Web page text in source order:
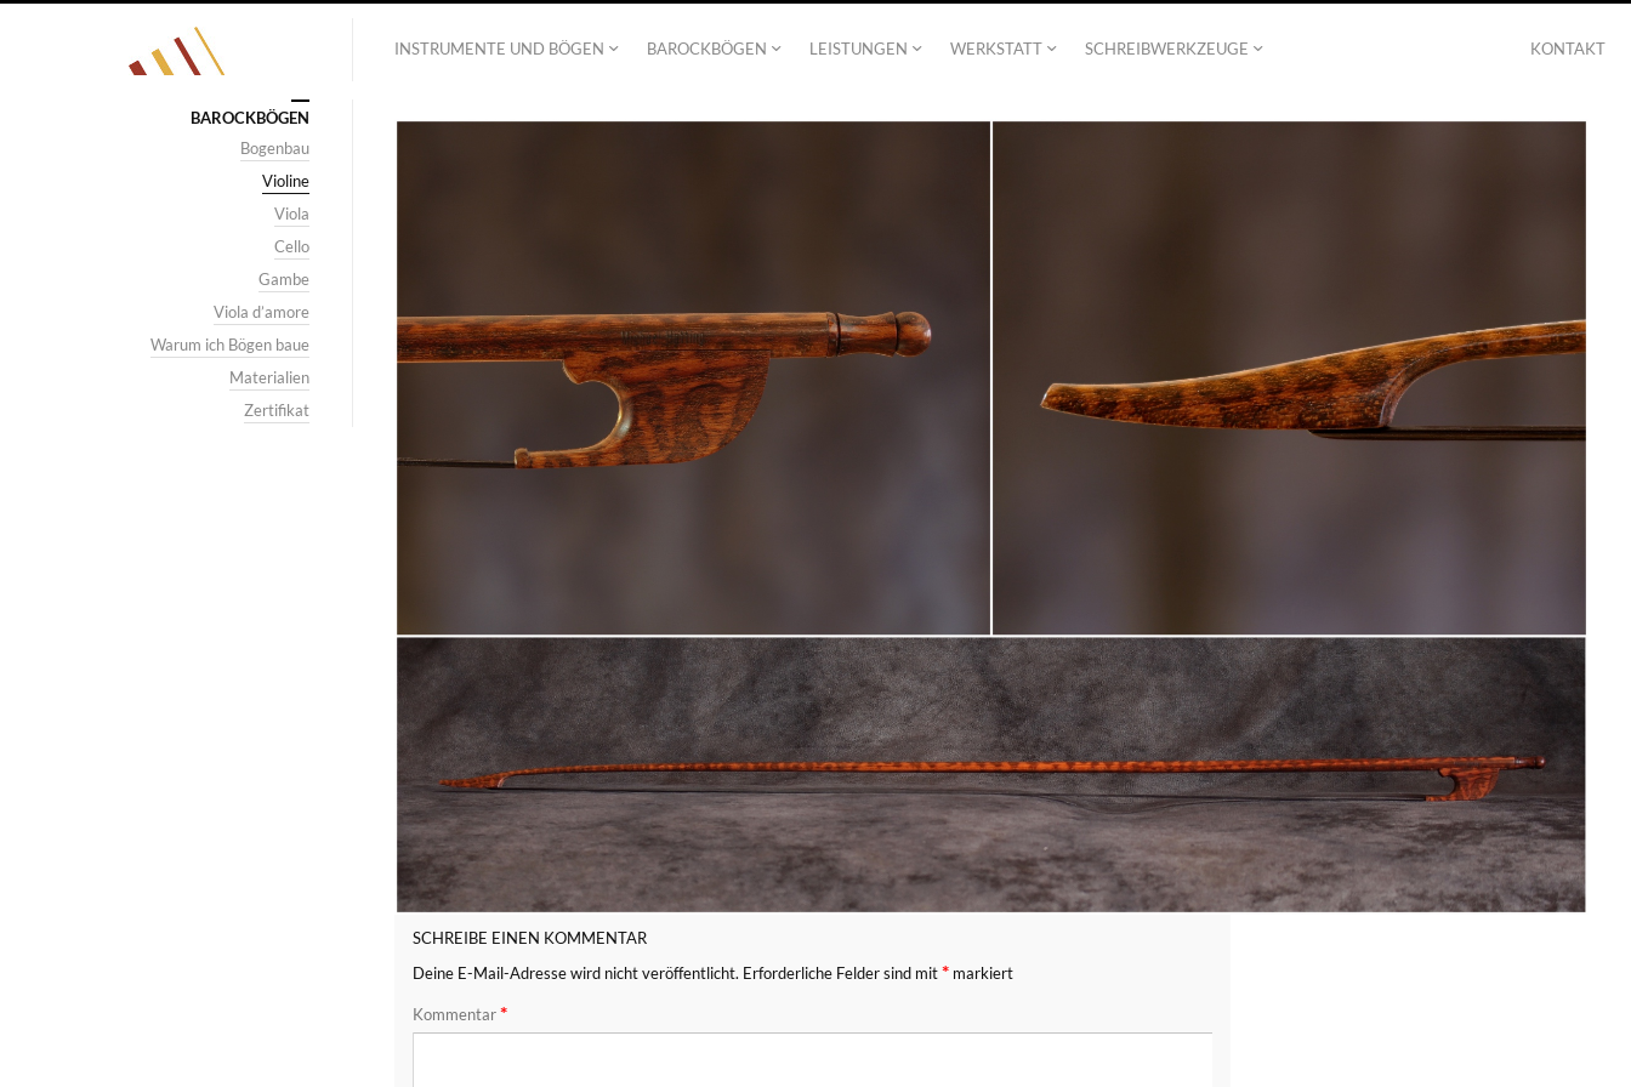
INSTRUMENTE UND BÖGEN BAROCKBÖGEN LEISTUNGEN WERKSTATT SCHREIBWERKZEUGE KONTAKT
SCHREIBE EINEN KOMMENTAR
Deine E-Mail-Adresse wird nicht veröffentlicht. Erforderliche Felder sind mit* markiert
Kommentar*
BAROCKBÖGEN
Bogenbau
Violine
Viola
Cello
Gambe
Viola d’amore
Warum ich Bögen baue
Materialien
Zertifikat